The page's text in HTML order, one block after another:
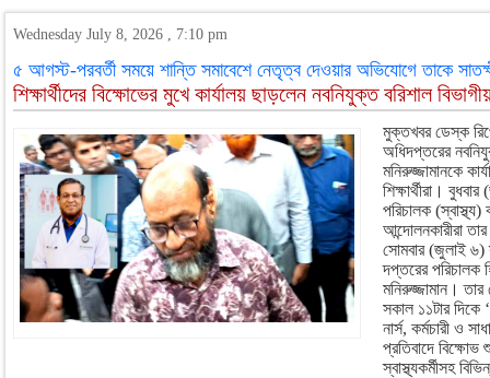
Wednesday July 8, 2026 , 7:10 pm
৫ আগস্ট-পরবর্তী সময়ে শান্তি সমাবেশে নেতৃত্ব দেওয়ার অভিযোগে তাকে
শিক্ষার্থীদের বিক্ষোভের মুখে কার্যালয় ছাড়লেন নবনিযুক্ত বরিশাল
মুক্তখবর ডেস্ক
অধিদপ্তরের
মনিরুজ্জামানকে
শিক্ষার্থীরা।
পরিচালক (স্বাস্থ্য)
আন্দোলনকারীরা
সোমবার (জুলাই ৬)
দপ্তরের পরিচালক
মনিরুজ্জামান।
সকাল ১১টার দিকে
নার্স, কর্মচারী ও
প্রতিবাদে
স্বাস্থ্যকর্মীসহ